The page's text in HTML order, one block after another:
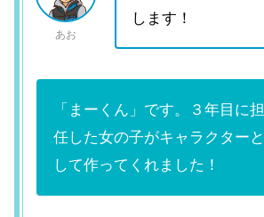
あお
します！
「まーくん」です。３年目に担
任した女の子がキャラクターと
して作ってくれました！